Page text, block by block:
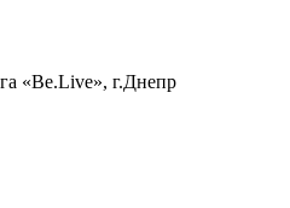
«Be.Live», г.Днепр